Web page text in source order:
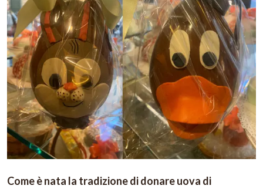
Come è nata la tradizione di donare uova di